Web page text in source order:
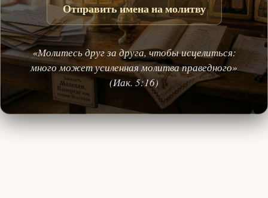
Отправить имена на молитву
«Молитесь друг за друга, чтобы исцелиться:
много может усиленная молитва праведного»
(Иак. 5:16)